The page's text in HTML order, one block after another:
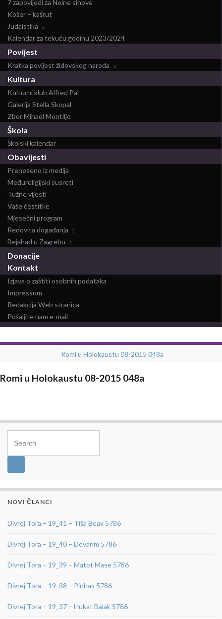
7 zapovijedi za Noine sinove
Košer – kašrut
Judaistika
Kalendar za tekuću godinu 2023/2024
Povijest
Kratka povijest židovskog naroda
Kultura
Kulturni klub Alfred Pal
Galerija Stella Skopal
Zbor Mihael Montiljo
Škola
Školski kalendar
Obavijesti
Preneseno iz medija
Međureligijski susreti
Tužne vijesti
Vaše čestitke
Mjesečni program
Redovita događanja
Bejahad u Zagrebu
Donacije
Kontakt
Izjava o zaštiti osobnih podataka
Impressum
Redakcija Web stranica
Pošaljite nam e-mail
Romi u Holokaustu 08-2015 048a
Romi u Holokaustu 08-2015 048a
NOVI ČLANCI
Divrej Tora – 19_41 – Tiša Beav 5786
Divrej Tora – 19_40 – Devarim 5786
Divrej Tora – 19_39 – Matot Mase 5786
Divrej Tora – 19_38 – Pinhas 5786
Divrej Tora – 19_37 – Hukat Balak 5786